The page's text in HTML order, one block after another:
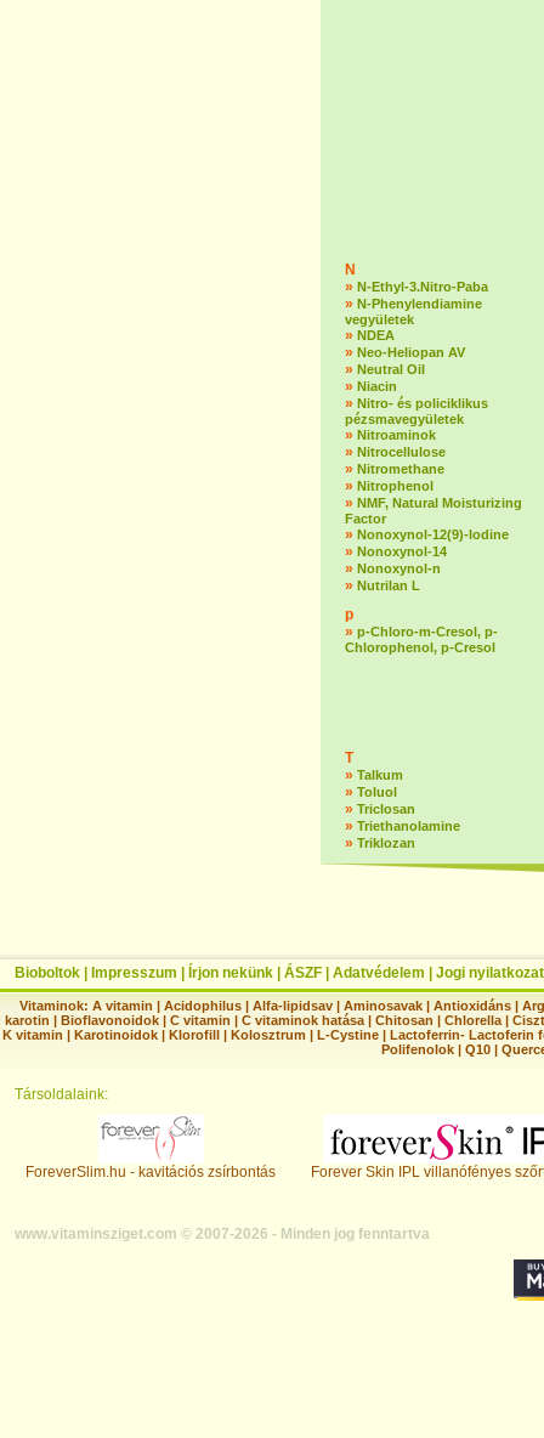
N
» N-Ethyl-3.Nitro-Paba
» N-Phenylendiamine
vegyületek
» NDEA
» Neo-Heliopan AV
» Neutral Oil
» Niacin
» Nitro- és policiklikus
pézsmavegyületek
» Nitroaminok
» Nitrocellulose
» Nitromethane
» Nitrophenol
» NMF, Natural Moisturizing
Factor
» Nonoxynol-12(9)-lodine
» Nonoxynol-14
» Nonoxynol-n
» Nutrilan L
p
» p-Chloro-m-Cresol, p-
Chlorophenol, p-Cresol
T
» Talkum
» Toluol
» Triclosan
» Triethanolamine
» Triklozan
Bioboltok Impresszum Írjon nekünk ÁSZF Adatvédelem Jogi nyilatkozat
Vitaminok: A vitamin |Acidophilus |Alfa-lipidsav |Aminosavak |Antioxidáns |
karotin | Bioflavonoidok | C vitamin | C vitaminok hatása | Chitosan | Chlorella |
K vitamin | Karotinoidok | Klorofill | Kolosztrum | L-Cystine | Lactoferrin- Lactoferin
Polifenolok |Q10 |
Társoldalaink:
ForeverSlim.hu - kavitációs zsírbontás Forever Skin IPL villanófényes
www.vitaminsziget.com © 2007-2026 - Minden jog fenntartva